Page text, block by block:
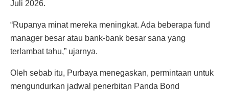
Juli 2026.
“Rupanya minat mereka meningkat. Ada beberapa fund
manager besar atau bank-bank besar sana yang
terlambat tahu,” ujarnya.
Oleh sebab itu, Purbaya menegaskan, permintaan untuk
mengundurkan jadwal penerbitan Panda Bond